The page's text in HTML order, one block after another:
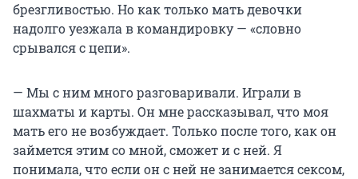
брезгливостью. Но как только мать девочки
надолго уезжала в командировку — «словно
срывался с цепи».
— Мы с ним много разговаривали. Играли в
шахматы и карты. Он мне рассказывал, что моя
мать его не возбуждает. Только после того, как он
займется этим со мной, сможет и с ней. Я
понимала, что если он с ней не занимается сексом,